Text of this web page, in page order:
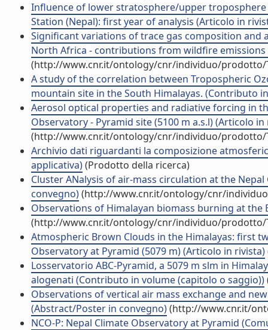
Influence of lower stratosphere/upper troposphere
Station (Nepal): first year of analysis (Articolo in
Significant variations of trace gas composition
North Africa - contributions from wildfire
(http://www.cnr.it/ontology/cnr/individuo/prodotto/
A study of the correlation between Tropospheric
mountain site in the South Himalayas. (Contributo
Aerosol optical properties and radiative forcing in
Observatory - Pyramid site (5100 m a.s.l) (Articolo in
(http://www.cnr.it/ontology/cnr/individuo/prodotto/
Archivio dati riguardanti la composizione
applicativa)(Prodotto della ricerca)
Cluster ANalysis of air-mass circulation at the
convegno)(http://www.cnr.it/ontology/cnr/
Observations of Himalayan biomass burning at the
(http://www.cnr.it/ontology/cnr/individuo/prodotto/
Atmospheric Brown Clouds in the Himalayas: first
Observatory at Pyramid (5079 m) (Articolo in rivista)
Losservatorio ABC-Pyramid, a 5079 m slm in
alogenati (Contributo in volume (capitolo o saggio))
Observations of vertical air mass exchange and
(Abstract/Poster in convegno)(http://www.cnr.it/
NCO-P: Nepal Climate Observatory at Pyramid